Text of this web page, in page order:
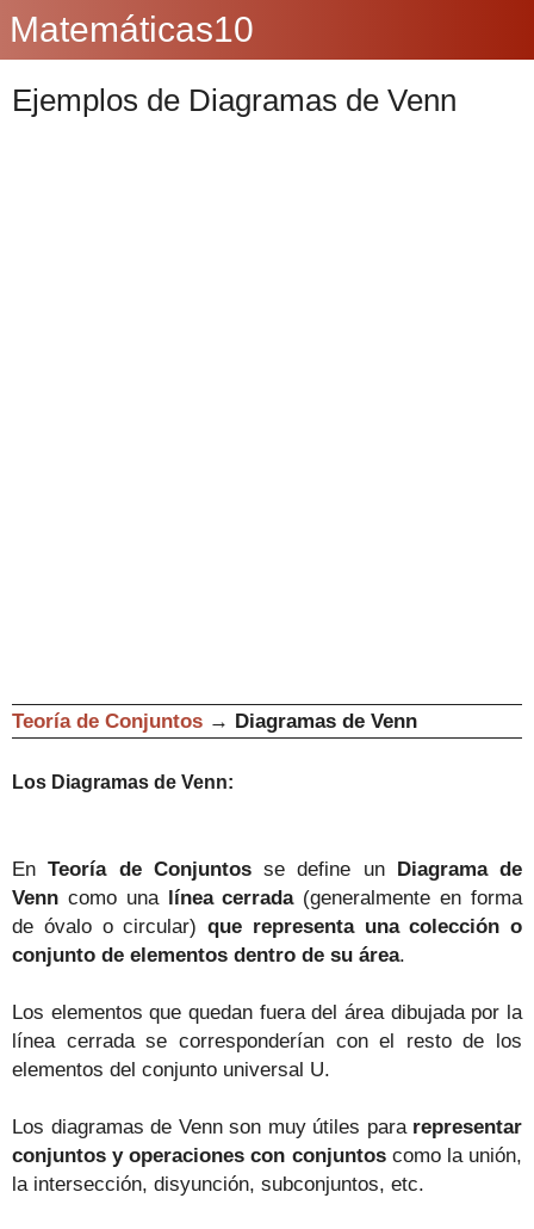
Matemáticas10
Ejemplos de Diagramas de Venn
Teoría de Conjuntos → Diagramas de Venn
Los Diagramas de Venn:
EnTeoría de Conjuntos se define un Diagrama de
Venn como una línea cerrada(generalmente en forma
de óvalo o circular) que representa una colección o
conjunto de elementos dentro de su área.
Los elementos que quedan fuera del área dibujada por la
línea cerrada se corresponderían con el resto de los
elementos del conjunto universal U.
Los diagramas de Venn son muy útiles para representar
conjuntos y operaciones con conjuntoscomo la unión,
la intersección, disyunción, subconjuntos, etc.